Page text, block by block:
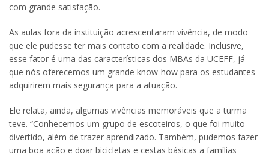
com grande satisfação.
As aulas fora da instituição acrescentaram vivência, de modo
que ele pudesse ter mais contato com a realidade. Inclusive,
esse fator é uma das características dos MBAs da UCEFF, já
que nós oferecemos um grande know-how para os estudantes
adquirirem mais segurança para a atuação.
Ele relata, ainda, algumas vivências memoráveis que a turma
teve. “Conhecemos um grupo de escoteiros, o que foi muito
divertido, além de trazer aprendizado. Também, pudemos fazer
uma boa ação e doar bicicletas e cestas básicas a famílias